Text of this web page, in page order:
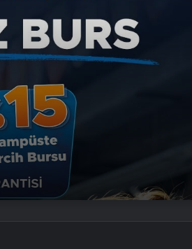
Ortopodoloji İle Diyabetik Ayak
Yarası Tedavisi
Nasılnedir.com
Serjoy : Dijital Medya Ajansı, Google
Reklam Ajansı, SEO Ajansı ve Web
Tasarım Ajansı
UETDS Nedir ? Uetds.com İle Akıllı